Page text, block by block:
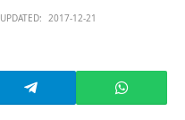
UPDATED: 2017-12-21